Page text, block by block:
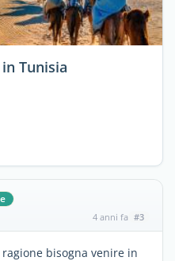
Tunisia
4 anni fa #3
bisogna venire in